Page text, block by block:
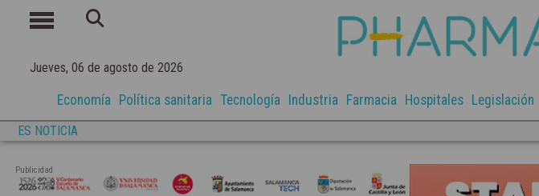
Jueves, 06 de agosto de 2026
Economía Política sanitaria Tecnología Industria Farmacia Hospitales Legislación
ES NOTICIA
Publicidad